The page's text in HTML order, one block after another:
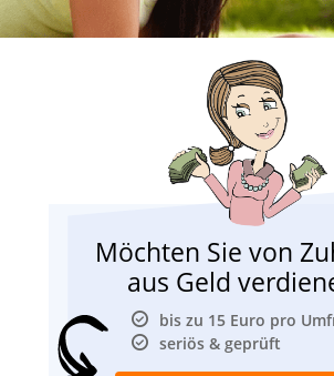
Möchten Sie von
aus Geld
bis zu 15 Euro pro
seriös & geprüft